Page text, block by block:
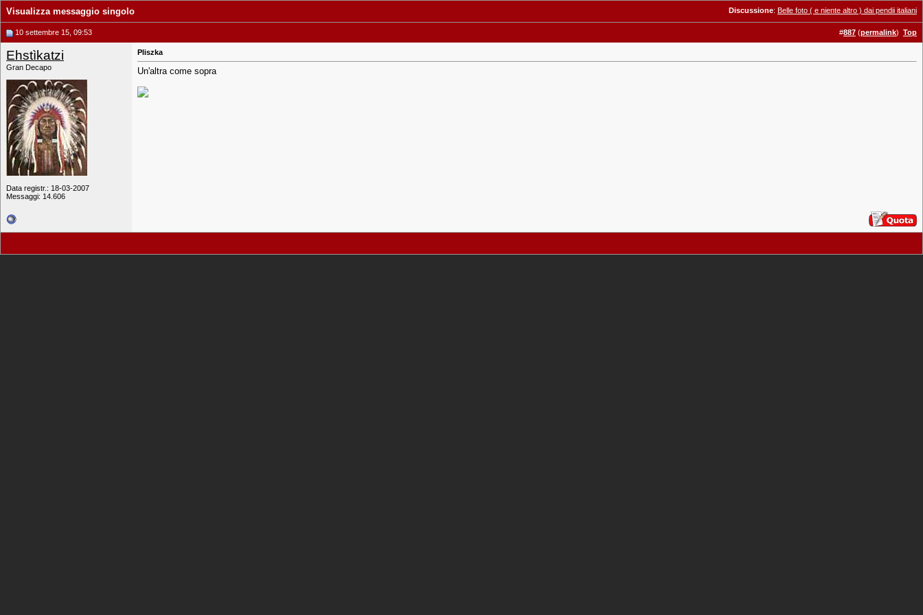
Discussione: Belle foto ( e niente altro ) dai pendii italiani
Visualizza messaggio singolo
10 settembre 15, 09:53 #887 (permalink) Top
Ehstìkatzi
Gran Decapo
Data registr.: 18-03-2007
Messaggi: 14.606
Pliszka
Un'altra come sopra